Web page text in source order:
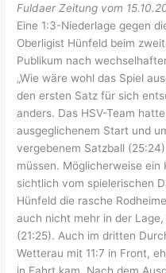
Fuldaer Zeitung vom
Eine 1:3-Niederlage gegen
Oberligist Hünfeld beim
Publikum nach
„Wie wäre wohl das Spiel
den ersten Satz für sich
anders. Das HSV-Team
ausgeglichenem Start und
vergebenem Satzball
müssen. Möglicherweise
sichtlich vom spielerischen
Hünfeld die rasche
auch nicht mehr in der
(21:25). Auch im dritten
Wetterau mit 11:7 in Front,